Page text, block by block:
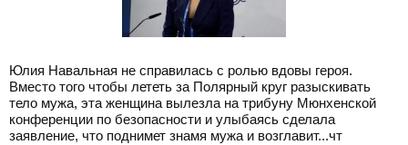
Юлия Навальная не справилась с ролью вдовы героя.
Вместо того чтобы лететь за Полярный круг разыскивать
тело мужа, эта женщина вылезла на трибуну Мюнхенской
конференции по безопасности и улыбаясь сделала
заявление, что поднимет знамя мужа и возглавит...чт